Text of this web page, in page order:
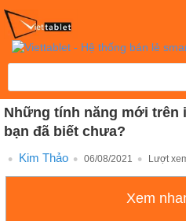
Những tính năng mới trên
bạn đã biết chưa?
Kim Thảo 06/08/2021 Lượt
Xem